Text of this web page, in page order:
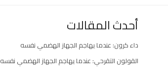
أحدث المقالات
داء كرون: عندما يهاجم الجهاز الهضمي نفسه
القولون التقرحي: عندما يهاجم الجهاز الهضمي نفسه